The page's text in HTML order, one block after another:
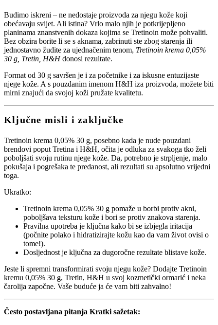
Budimo iskreni – ne nedostaje proizvoda za njegu kože koji
obećavaju svijet. Ali istina? Vrlo malo njih je potkrijepljeno
planinama znanstvenih dokaza kojima se Tretinoin može pohvaliti.
Bez obzira borite li se s aknama, zabrinuti ste zbog starenja ili
jednostavno žudite za ujednačenim tenom, Tretinoin krema 0,05%
30 g, Tretin, H&Hdonosi rezultate.
Format od 30 g savršen je i za početnike i za iskusne entuzijaste
njege kože. A s pouzdanim imenom H&H iza proizvoda, možete biti
mirni znajući da svojoj koži pružate kvalitetu.
Ključne misli i zaključke
Tretinoin krema 0,05% 30 g, posebno kada je nude pouzdani
brendovi poput Tretina i H&H, očita je odluka za svakoga tko želi
poboljšati svoju rutinu njege kože. Da, potrebno je strpljenje, malo
pokušaja i pogrešaka te predanost, ali rezultati su apsolutno vrijedni
toga.
Ukratko:
Tretinoin krema 0,05% 30 g pomaže u borbi protiv akni,
poboljšava teksturu kože i bori se protiv znakova starenja.
Pravilna upotreba je ključna kako bi se izbjegla iritacija
(počnite polako i hidratizirajte kožu kao da vam život ovisi o
tome!).
Dosljednost je ključna za dugoročne rezultate blistave kože.
Jeste li spremni transformirati svoju njegu kože? Dodajte Tretinoin
kremu 0,05% 30 g, Tretin, H&H u svoj kozmetički ormarić i neka
čarolija započne. Vaše buduće ja će vam biti zahvalno!
Često postavljana pitanja Kratki sažetak: